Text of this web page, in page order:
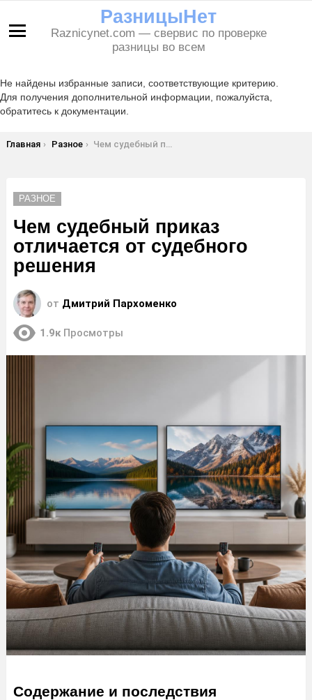
РазницыНет
Raznicynet.com — свервис по проверке
разницы во всем
Не найдены избранные записи, соответствующие критерию.
Для получения дополнительной информации, пожалуйста,
обратитесь к документации.
Вы здесь:
Главная Разное Чем судебный приказ отличается от судебного решения
РАЗНОЕ
Чем судебный приказ
отличается от судебного
решения
от Дмитрий Пархоменко
1.9к Просмотры
Содержание и последствия